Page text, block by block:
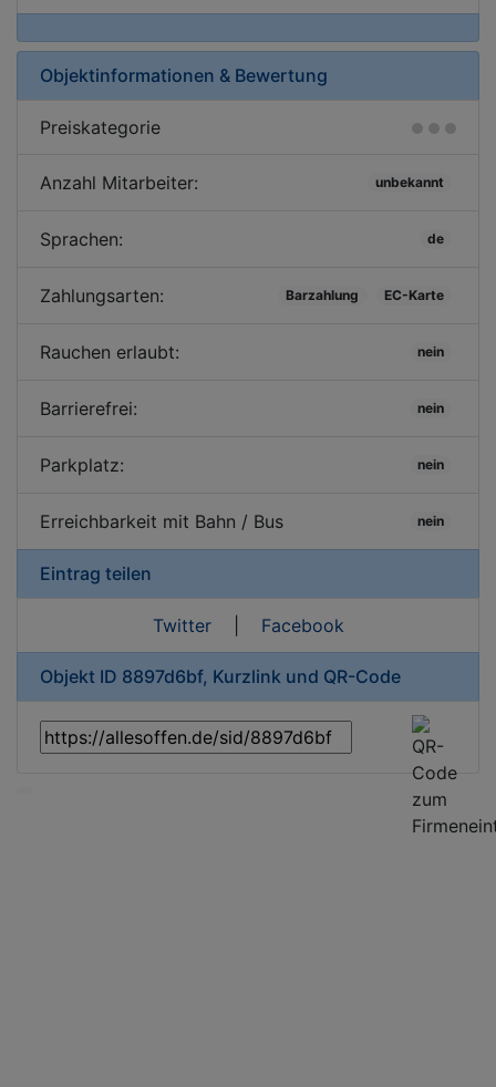
Objektinformationen & Bewertung
Preiskategorie
Anzahl Mitarbeiter: unbekannt
Sprachen: de
Zahlungsarten: Barzahlung EC-Karte
Rauchen erlaubt: nein
Barrierefrei: nein
Parkplatz: nein
Erreichbarkeit mit Bahn / Bus nein
Eintrag teilen
Twitter| Facebook
Objekt ID 8897d6bf, Kurzlink und QR-Code